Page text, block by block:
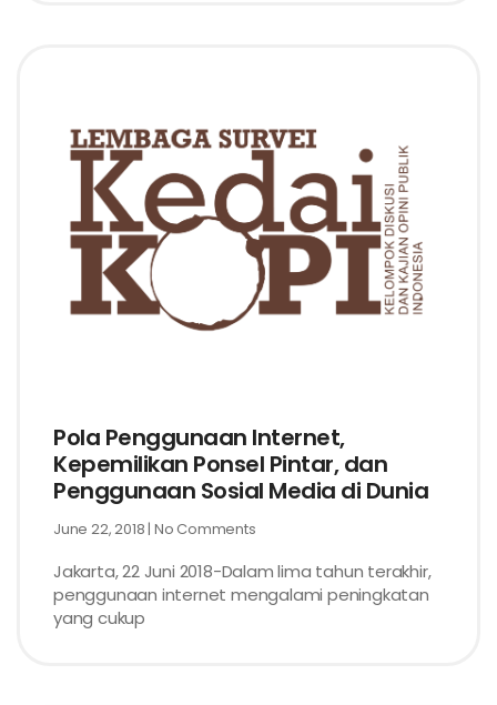
Pola Penggunaan Internet,
Kepemilikan Ponsel Pintar, dan
Penggunaan Sosial Media di Dunia
June 22, 2018 No Comments
Jakarta, 22 Juni 2018-Dalam lima tahun terakhir,
penggunaan internet mengalami peningkatan
yang cukup